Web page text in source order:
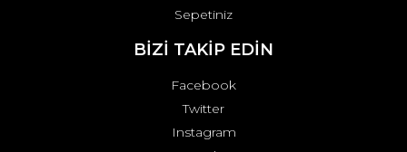
Sepetiniz
BİZİ TAKİP EDİN
Facebook
Twitter
Instagram